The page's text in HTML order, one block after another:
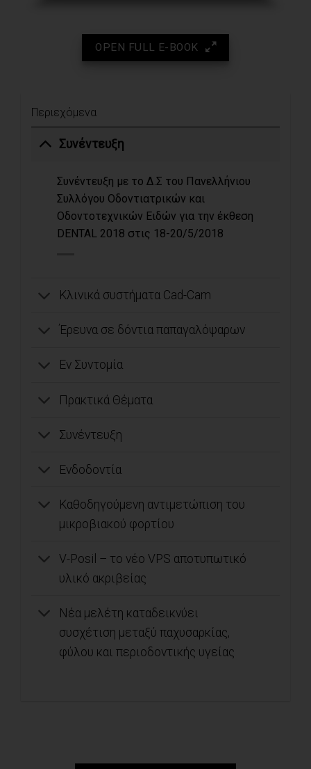
OPEN FULL E-BOOK
Περιεχόμενα
Συνέντευξη
Συνέντευξη με το Δ.Σ του Πανελλήνιου
Συλλόγου Οδοντιατρικών και
Οδοντοτεχνικών Ειδών για την έκθεση
DENTAL 2018 στις 18-20/5/2018
Κλινικά συστήματα Cad-Cam
Έρευνα σε δόντια παπαγαλόψαρων
Εν Συντομία
Πρακτικά Θέματα
Συνέντευξη
Ενδοδοντία
Καθοδηγούμενη αντιμετώπιση του
μικροβιακού φορτίου
V-Posil – το νέο VPS αποτυπωτικό
υλικό ακριβείας
Νέα μελέτη καταδεικνύει
συσχέτιση μεταξύ παχυσαρκίας,
φύλου και περιοδοντικής υγείας